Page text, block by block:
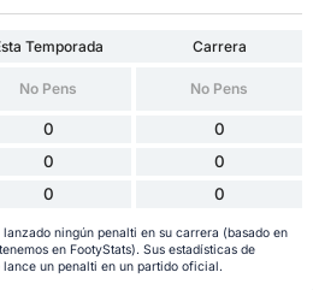
Temporada
Carrera
No Pens No Pens
0 0
0 0
0 0
ningún penalti en su carrera (basado en
en FootyStats). Sus estadísticas de
un penalti en un partido oficial.